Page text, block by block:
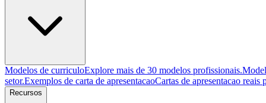
Modelos de curriculoExplore mais de 30 modelos profissionais.
setor.Exemplos de carta de apresentacaoCartas de apresentacao reais
Recursos